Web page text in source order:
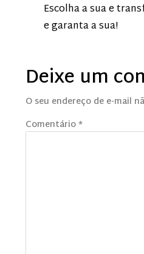
Escolha a sua e
e garanta a sua!
Deixe um
O seu endereço de e-mail
Comentário*